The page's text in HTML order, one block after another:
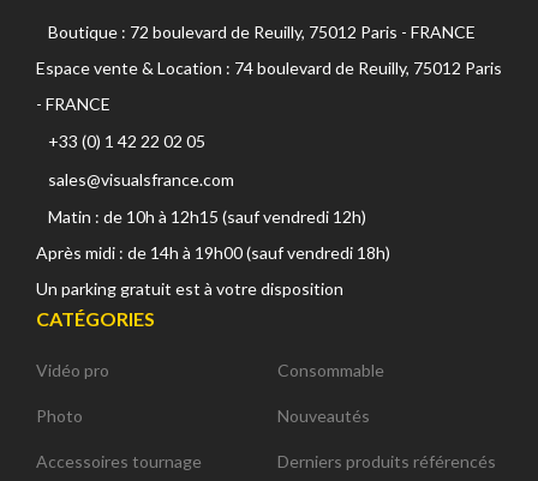
Boutique : 72 boulevard de Reuilly, 75012 Paris - FRANCE
Espace vente & Location : 74 boulevard de Reuilly, 75012 Paris
- FRANCE
+33 (0) 1 42 22 02 05
sales@visualsfrance.com
Matin : de 10h à 12h15 (sauf vendredi 12h)
Après midi : de 14h à 19h00 (sauf vendredi 18h)
Un parking gratuit est à votre disposition
CATÉGORIES
Vidéo pro
Photo
Accessoires tournage
Consommable
Nouveautés
Derniers produits référencés